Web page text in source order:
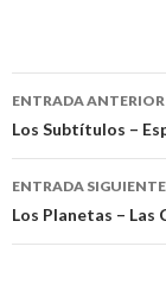
Navegación
de
entradas
ENTRADA ANTERIOR
Los Subtítulos –
ENTRADA SIGUIENTE
Los Planetas – Las